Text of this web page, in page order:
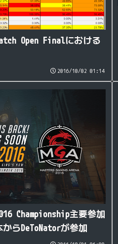
Open Finalにおける
2016/10/02 01:14
Championship主要参加
らDeToNatorが参加